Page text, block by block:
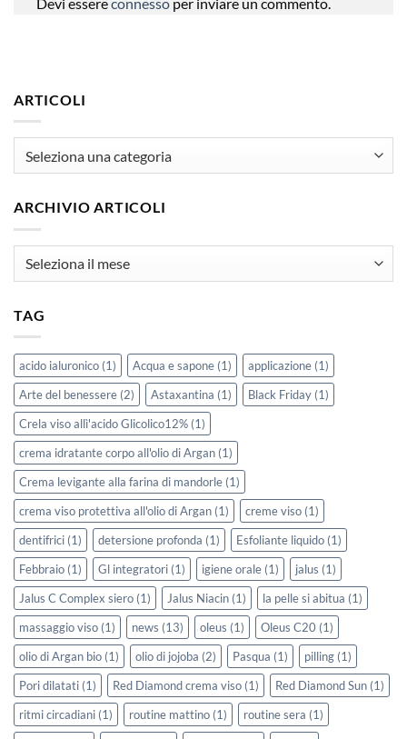
ARTICOLI
ARCHIVIO ARTICOLI
TAG
acido ialuronico (1) Acqua e sapone (1) applicazione (1)
Arte del benessere (2) Astaxantina (1) Black Friday (1)
Crela viso allì'acido Glicolico12% (1)
crema idratante corpo all'olio di Argan (1)
Crema levigante alla farina di mandorle (1)
crema viso protettiva all'olio di Argan (1) creme viso (1)
dentifrici (1) detersione profonda (1) Esfoliante liquido (1)
Febbraio (1) Gl integratori (1) igiene orale (1) jalus (1)
Jalus C Complex siero (1) Jalus Niacin (1) la pelle si abitua (1)
massaggio viso (1) news (13) oleus (1) Oleus C20 (1)
olio di Argan bio (1) olio di jojoba (2) Pasqua (1) pilling (1)
Pori dilatati (1) Red Diamond crema viso (1) Red Diamond Sun (1)
ritmi circadiani (1) routine mattino (1) routine sera (1)